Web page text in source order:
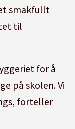
smakfullt
til
for å
på skolen. Vi
forteller